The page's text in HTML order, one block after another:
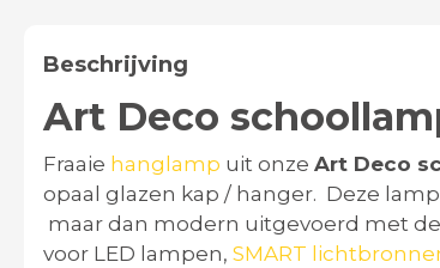
Beschrijving
Art Deco
Fraaie hanglamp uit onze Art Deco
opaal glazen kap / hanger. Deze
maar dan modern uitgevoerd met
voor LED lampen, SMART